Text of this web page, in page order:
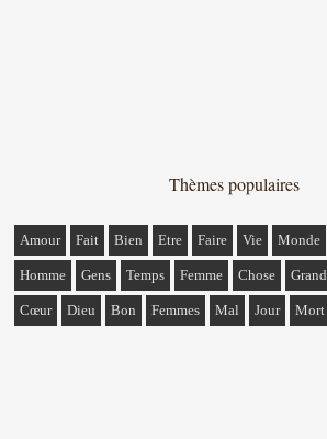
Thèmes populaires
Amour Fait Bien Etre Faire Vie Monde
Homme Gens Temps Femme Chose Grand
Cœur Dieu Bon Femmes Mal Jour Mort